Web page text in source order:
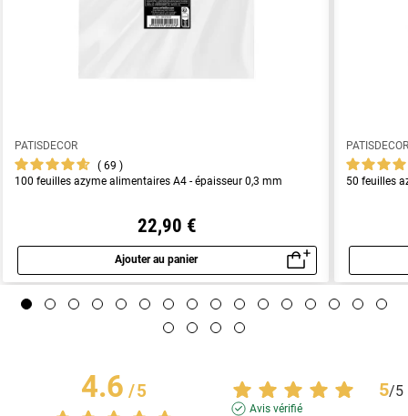
PATISDECOR
69
100 feuilles azyme alimentaires A4 - épaisseur 0,3 mm
22,90 €
Ajouter au panier
Aperçu rapide
50 feuilles
4.6/5 5/5
Avis vérifié